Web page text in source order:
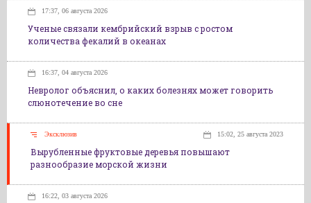
17:37, 06 августа 2026
Ученые связали кембрийский взрыв с ростом
количества фекалий в океанах
16:37, 04 августа 2026
Невролог объяснил, о каких болезнях может говорить
слюнотечение во сне
Эксклюзив 15:02, 25 августа 2023
Вырубленные фруктовые деревья повышают
разнообразие морской жизни
16:22, 03 августа 2026